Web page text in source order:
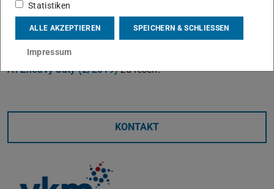
Autoren: Mikula Thiem, Nicolas Hummel, Prof. Dr.
Christian Beidl
Der komplette Artikel ist in der
ATZheavy duty (2/2019)zu lesen.
KONTAKT
Statistiken
ALLE AKZEPTIEREN SPEICHERN & SCHLIESSEN
Impressum